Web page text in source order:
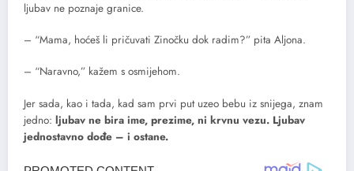
ljubav ne poznaje granice.
– “Mama, hoćeš li pričuvati Zinočku dok radim?” pita Aljona.
– “Naravno,” kažem s osmijehom.
Jer sada, kao i tada, kad sam prvi put uzeo bebu iz snijega, znam
jedno: ljubav ne bira ime, prezime, ni krvnu vezu. Ljubav
jednostavno dođe – i ostane.